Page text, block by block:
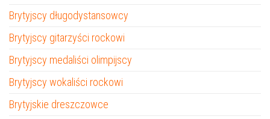
Brytyjscy długodystansowcy
Brytyjscy gitarzyści rockowi
Brytyjscy medaliści olimpijscy
Brytyjscy wokaliści rockowi
Brytyjskie dreszczowce